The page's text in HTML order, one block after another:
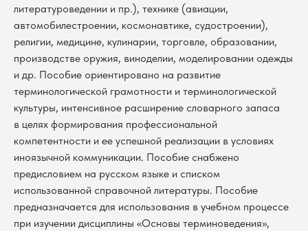
литературоведении и пр.), технике (авиации,
автомобилестроении, космонавтике, судостроении),
религии, медицине, кулинарии, торговле, образовании,
производстве оружия, виноделии, моделировании одежды
и др. Пособие ориентировано на развитие
терминологической грамотности и терминологической
культуры, интенсивное расширение словарного запаса
в целях формирования профессиональной
компетентности и ее успешной реализации в условиях
иноязычной коммуникации. Пособие снабжено
предисловием на русском языке и списком
использованной справочной литературы. Пособие
предназначается для использования в учебном процессе
при изучении дисциплины «Основы терминоведения»,